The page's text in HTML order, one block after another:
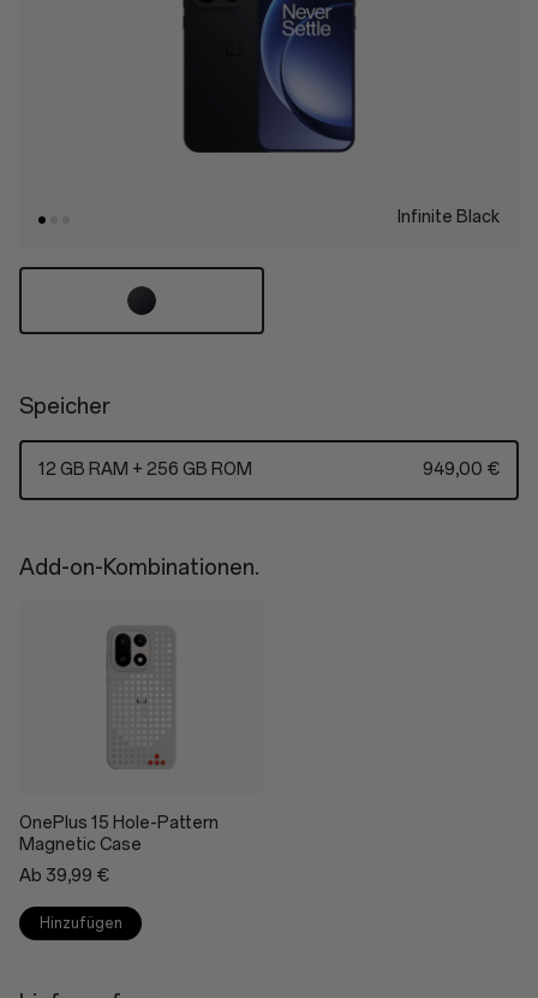
Infinite Black
Speicher
12 GB RAM + 256 GB ROM 949,00 €
Add-on-Kombinationen.
OnePlus 15 Hole-Pattern
Magnetic Case
Ab 39,99 €
Hinzufügen